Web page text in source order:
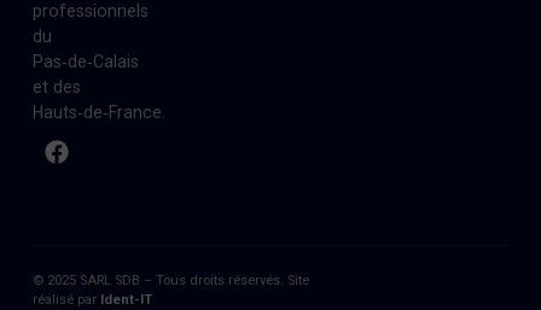
professionnels
du
Pas‑de‑Calais
et des
Hauts‑de‑France.
© 2025 SARL SDB – Tous droits réservés. Site
réalisé par Ident-IT